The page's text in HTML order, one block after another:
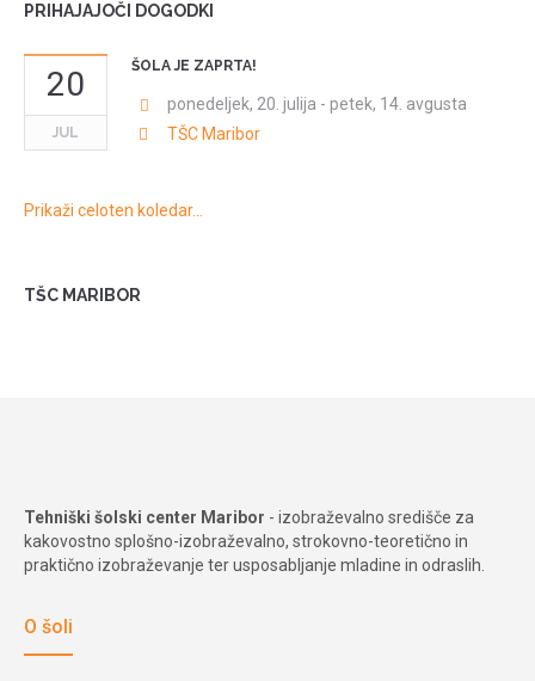
PRIHAJAJOČI DOGODKI
20
JUL
ŠOLA JE ZAPRTA!
ponedeljek, 20. julija - petek, 14. avgusta
TŠC Maribor
Prikaži celoten koledar…
TŠC MARIBOR
Tehniški šolski center Maribor - izobraževalno središče za
kakovostno splošno-izobraževalno, strokovno-teoretično in
praktično izobraževanje ter usposabljanje mladine in odraslih.
O šoli